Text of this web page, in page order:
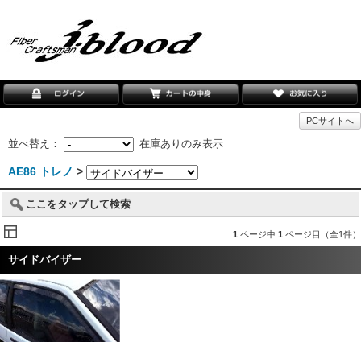
PCサイトへ
並べ替え： 在庫ありのみ表示
AE86 トレノ >
ここをタップして検索
1 ページ中 1 ページ目（全1件）
サイドバイザー